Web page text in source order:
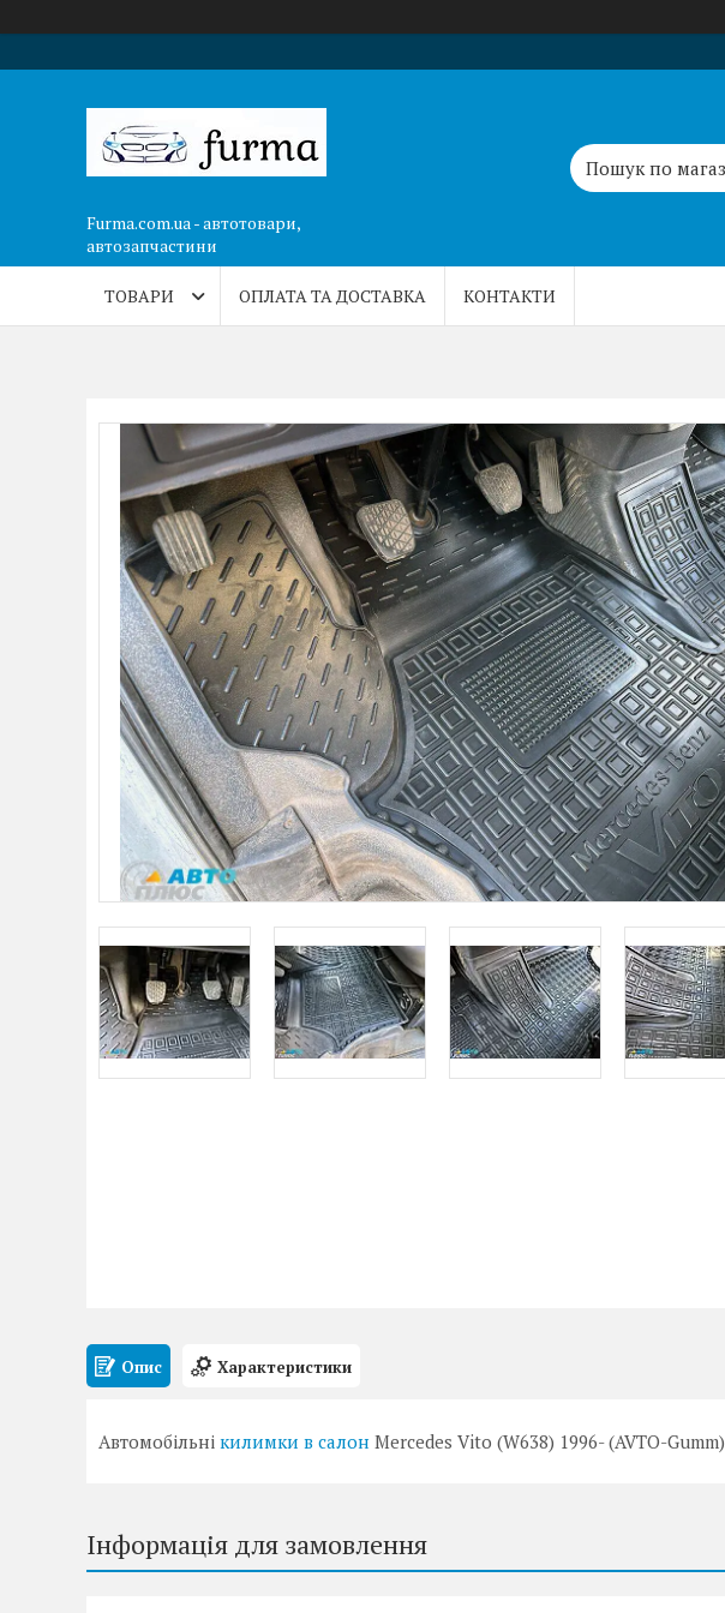
Furma.com.ua - автотовари,
автозапчастини
ТОВАРИ ОПЛАТА ТА ДОСТАВКА КОНТАКТИ
Опис Характеристики
Автомобільні килимки в салон Mercedes Vito (W638) 1996- (AVTO-Gumm)
Інформація для замовлення